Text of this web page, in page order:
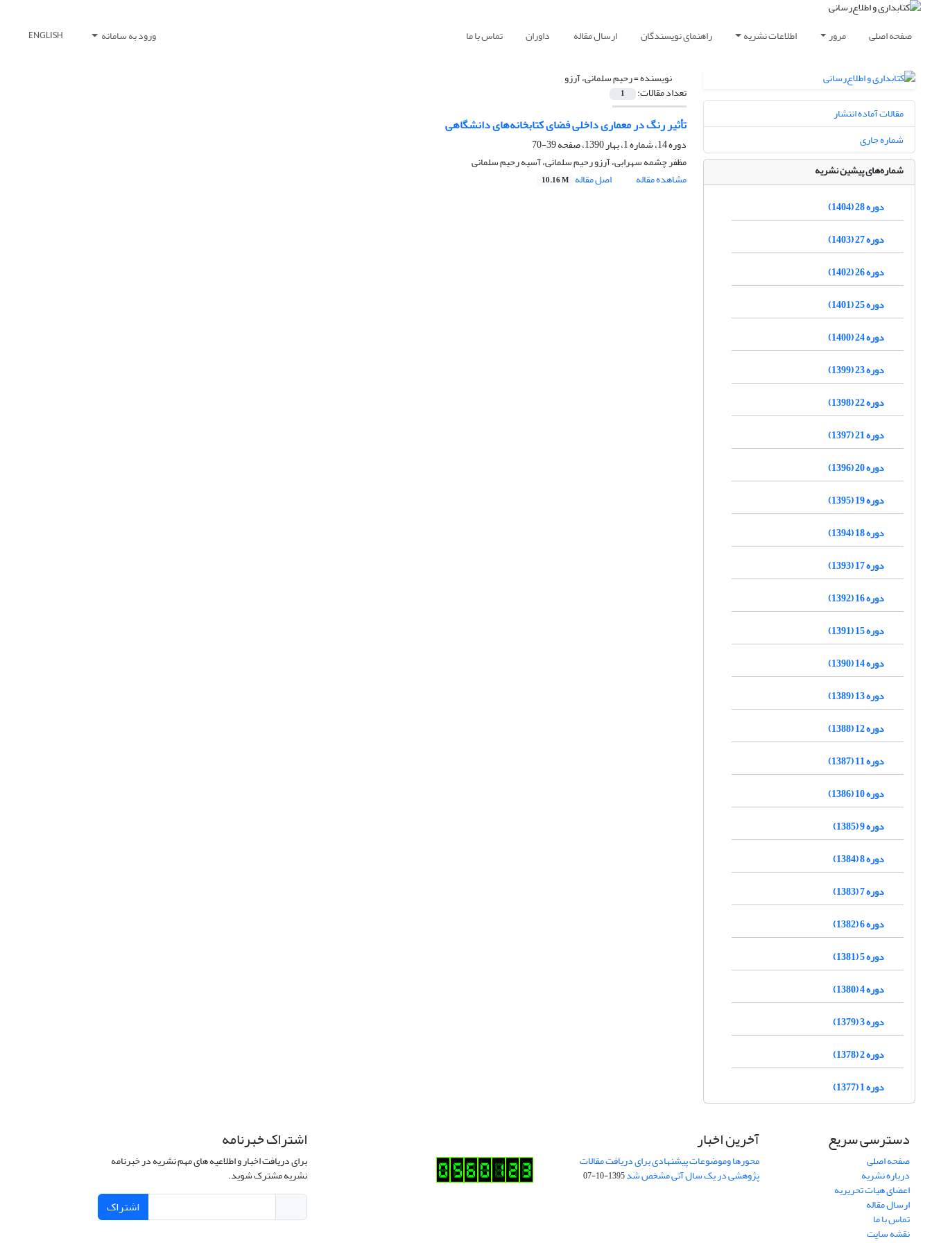
صفحه اصلی مرور اطلاعات نشریه راهنمای نویسندگان ارسال مقاله داوران تماس با ما ورود به سامانه ENGLISH
نویسنده =رحیم سلمانی، آرزو
تعداد مقالات: 1
تأثیر رنگ در معماری داخلی فضای کتابخانه‏‌های دانشگاهی
دوره 14، شماره 1، بهار 1390، صفحه
39-70
مظفر چشمه سهرابی، آرزو رحیم سلمانی، آسیه رحیم سلمانی
مشاهده مقاله
اصل مقاله 10.16 M
مقالات آماده انتشار
شماره جاری
شماره‌های پیشین نشریه
دوره 28 (1404)
دوره 27 (1403)
دوره 26 (1402)
دوره 25 (1401)
دوره 24 (1400)
دوره 23 (1399)
دوره 22 (1398)
دوره 21 (1397)
دوره 20 (1396)
دوره 19 (1395)
دوره 18 (1394)
دوره 17 (1393)
دوره 16 (1392)
دوره 15 (1391)
دوره 14 (1390)
دوره 13 (1389)
دوره 12 (1388)
دوره 11 (1387)
دوره 10 (1386)
دوره 9 (1385)
دوره 8 (1384)
دوره 7 (1383)
دوره 6 (1382)
دوره 5 (1381)
دوره 4 (1380)
دوره 3 (1379)
دوره 2 (1378)
دوره 1 (1377)
دسترسی سریع
صفحه اصلی
درباره نشریه
اعضای هیات تحریریه
ارسال مقاله
تماس با ما
نقشه سایت
آخرین اخبار
محورها وموضوعات پیشنهادی برای دریافت مقالات
پژوهشی در یک سال آتی مشخص شد1395-10-07
اشتراک خبرنامه
برای دریافت اخبار و اطلاعیه های مهم نشریه در خبرنامه
نشریه مشترک شوید.
اشتراک